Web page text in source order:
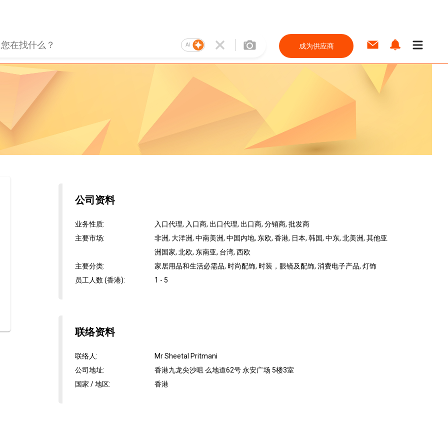
AI 成为供应商
公司资料
业务性质:
入口代理, 入口商, 出口代理, 出口商, 分销商, 批发商
主要市场:
非洲, 大洋洲, 中南美洲, 中国内地, 东欧, 香港, 日本, 韩国, 中东, 北美洲, 其他亚
洲国家, 北欧, 东南亚, 台湾, 西欧
主要分类:
家居用品和生活必需品, 时尚配饰, 时装，眼镜及配饰, 消费电子产品, 灯饰
员工人数 (香港): 1 - 5
联络资料
联络人:
Mr Sheetal Pritmani
公司地址:
香港九龙尖沙咀 么地道62号 永安广场 5楼3室
国家 / 地区: 香港